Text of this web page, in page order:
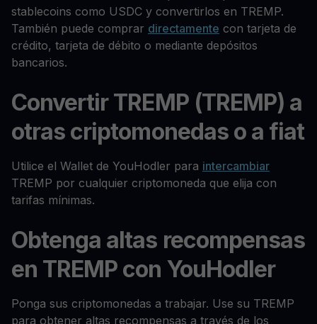
stablecoins como USDC y convertirlos en TREMP.
También puede comprar directamente con tarjeta de
crédito, tarjeta de débito o mediante depósitos
bancarios.
Convertir TREMP (TREMP) a
otras criptomonedas o a fiat
Utilice el Wallet de YouHodler para intercambiar
TREMP por cualquier criptomoneda que elija con
tarifas mínimas.
Obtenga altas recompensas
en TREMP con YouHodler
Ponga sus criptomonedas a trabajar. Use su TREMP
para obtener altas recompensas a través de los